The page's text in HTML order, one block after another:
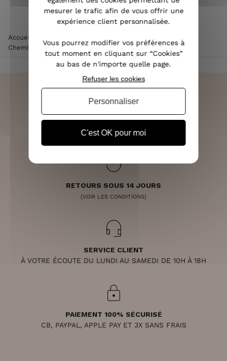
Accueil
Chemisier blanc manche et poitrine brodées
LIVRAISON RAPIDE
OFFERTE DÈS 70€
RETOURS SOUS 14 JOURS
(VOIR LES CONDITIONS)
SERVICE CLIENT
À VOTRE ÉCOUTE DU LUNDI AU SAMEDI DE 10H À 18H
PAIEMENT 100% SÉCURISÉ
CB, PAYPAL, APPLE PAY ET 3X SANS FRAIS
mesurer le trafic afin de vous offrir une
expérience client personnalisée.
Vous pourrez modifier vos préférences à
tout moment en cliquant sur “Cookies”
au bas de n'importe quelle page.
C'est OK pour moi
Refuser les cookies
Personnaliser